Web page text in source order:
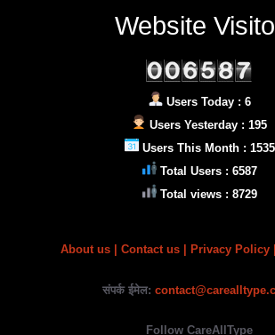
Website
Users Today : 6
Users Yesterday : 195
Users This Month : 1535
Total Users : 6587
Total views : 8729
About us Contact us | Privacy Policy
संपर्क ईमेल:
Follow CareAllType